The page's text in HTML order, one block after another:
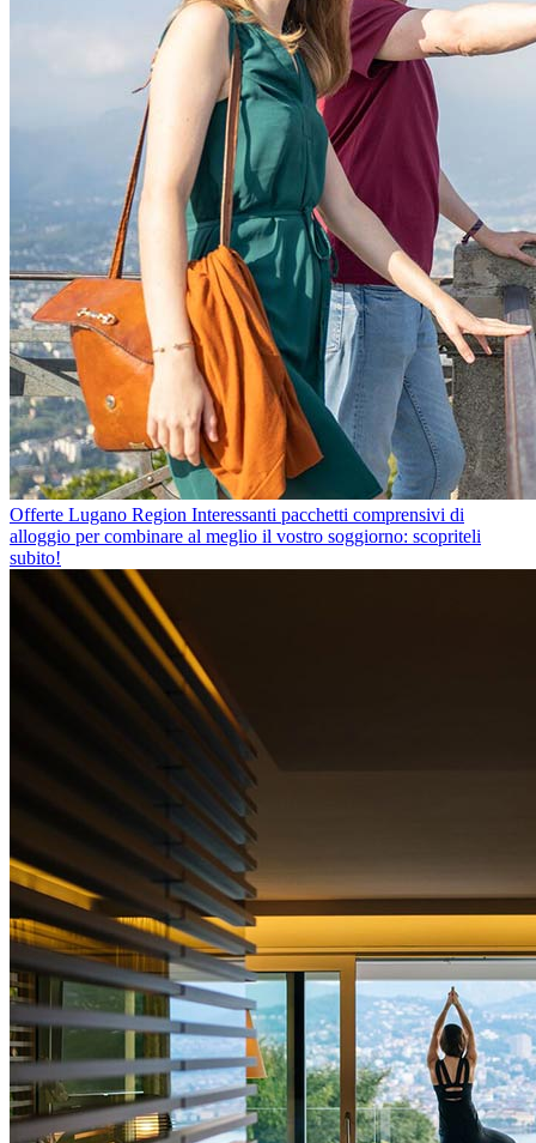
Offerte Lugano Region Interessanti pacchetti comprensivi di
alloggio per combinare al meglio il vostro soggiorno: scopriteli
subito!